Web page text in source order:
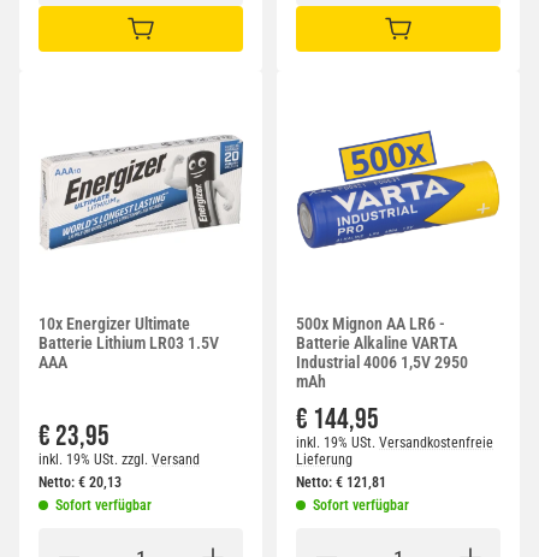
IN DEN WARENKORB IN DEN WARENKORB
10x Energizer Ultimate
Batterie Lithium LR03 1.5V
AAA
€ 23,95
inkl. 19% USt. zzgl. Versand
Netto: € 20,13
Sofort verfügbar
500x Mignon AA LR6 -
Batterie Alkaline VARTA
Industrial 4006 1,5V 2950
mAh
€ 144,95
inkl. 19% USt. Versandkostenfreie
Lieferung
Netto: € 121,81
Sofort verfügbar